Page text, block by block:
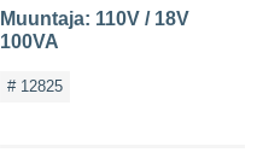
Muuntaja: 110V / 18V
100VA
# 12825